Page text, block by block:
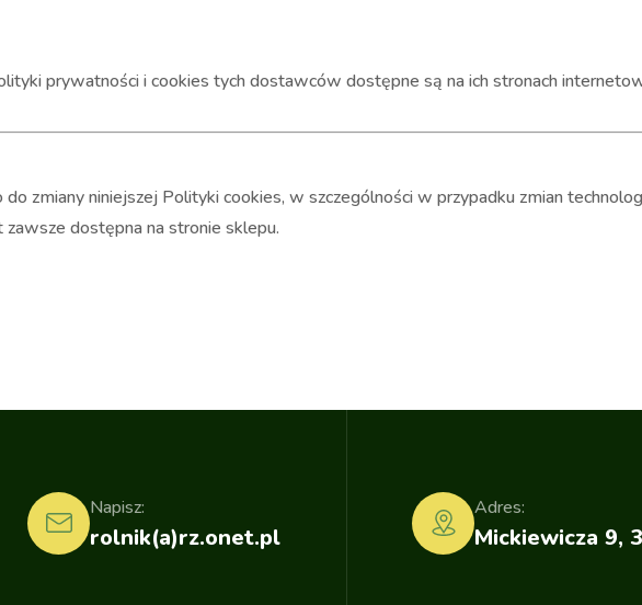
prywatności i cookies tych dostawców dostępne są na ich stronach
zmiany niniejszej Polityki cookies, w szczególności w przypadku zmian
dostępna na stronie sklepu.
rolnik(a)rz.onet.pl
Napisz:
Mickiewicza 9,
Adres: